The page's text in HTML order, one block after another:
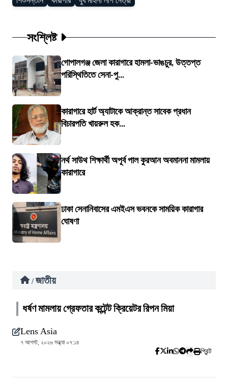
সংশ্লিষ্ট
গোপালগঞ্জ জেলা কারাগারে হামলা-ভাঙচুর, উত্তপ্ত
পরিস্থিতিতে সেনা-পু...
কারাগারে হার্ট অ্যাটাকে আক্রান্ত সাবেক প্রধান
বিচারপতি খায়রুল হক...
নর্থ সাউথ শিক্ষার্থী অপূর্ব পাল কুরআন অবমাননা মামলায়
কারাগারে
ঢাকা সেনানিবাসের এমইএস ভবনকে সাময়িক কারাগার
ঘোষণা
/ জাতীয়
ধর্ষণ মামলায় গ্রেফতার কন্টেন্ট ক্রিয়েটর রিপন মিয়া
Lens Asia
৭ আগস্ট, ২০২৬ সন্ধ্যা ০৭:১৪
প্রিন্ট